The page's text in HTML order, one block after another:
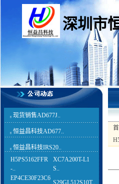
深圳市
g 现货销售AD677J..
g 恒益昌科技AD677..
g 恒益昌科技IRS20..
H5PS5162FFR
-..
XC7A200T-L1
S..
EP4CE30F23C6
S29GL512S10T..